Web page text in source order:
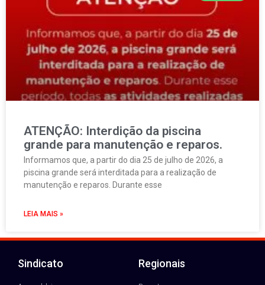
ATENÇÃO: Interdição da piscina
grande para manutenção e reparos.
Informamos que, a partir do dia 25 de julho de 2026, a
piscina grande será interditada para a realização de
manutenção e reparos. Durante esse
LEIA MAIS »
Sindicato Regionais